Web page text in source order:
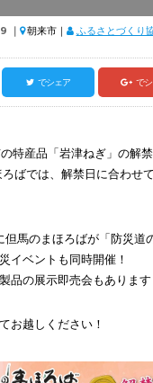
｜ 朝来市｜ ふるさとづくり
でシェア で
特産品「岩津ねぎ」の解
ばでは、解禁日に合わせて
但馬のまほろばが「防災道
イベントも同時開催！
品の展示即売会もあります
お越しください！